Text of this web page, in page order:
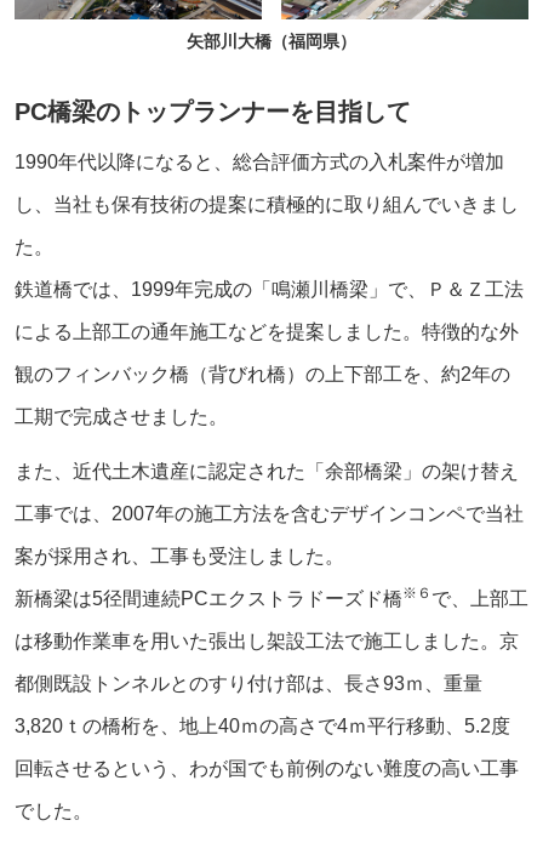
矢部川大橋（福岡県）
PC橋梁のトップランナーを目指して
1990年代以降になると、総合評価方式の入札案件が増加
し、当社も保有技術の提案に積極的に取り組んでいきまし
た。
鉄道橋では、1999年完成の「鳴瀬川橋梁」で、Ｐ＆Ｚ工法
による上部工の通年施工などを提案しました。特徴的な外
観のフィンバック橋（背びれ橋）の上下部工を、約2年の
工期で完成させました。
また、近代土木遺産に認定された「余部橋梁」の架け替え
工事では、2007年の施工方法を含むデザインコンペで当社
案が採用され、工事も受注しました。
新橋梁は5径間連続PCエクストラドーズド橋※６ で、上部工
は移動作業車を用いた張出し架設工法で施工しました。京
都側既設トンネルとのすり付け部は、長さ93ｍ、重量
3,820ｔの橋桁を、地上40ｍの高さで4ｍ平行移動、5.2度
回転させるという、わが国でも前例のない難度の高い工事
でした。